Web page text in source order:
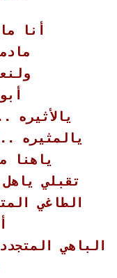
أنا
يالمثيره
ياهنا
تقبلي
الطاغي
الباهي